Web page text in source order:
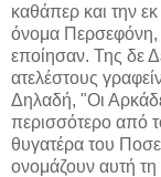
καθάπερ και την
όνομα Περσεφόνη,
εποίησαν. Της δε
ατελέστους
Δηλαδή, "Οι
περισσότερο από
θυγατέρα του
ονομάζουν αυτή